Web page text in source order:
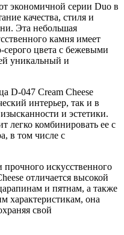
экономичной серии Duo в
качества, стиля и
Эта небольшая
камня имеет
серого цвета с бежевыми
уникальный и
D-047 Cream Cheese
интерьер, так и в
и эстетики.
легко комбинировать ее с
в том числе с
прочного искусственного
отличается высокой
и пятнам, а также
характеристикам, она
свой